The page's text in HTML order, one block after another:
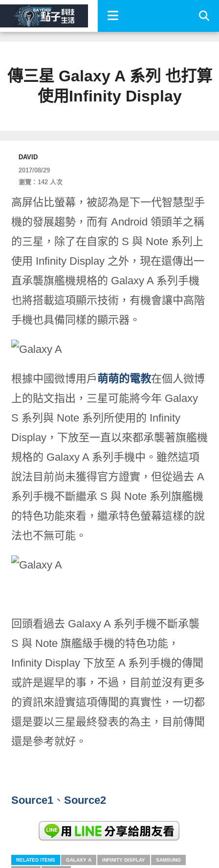
傳三星 Galaxy A 系列 也打算
使用Infinity Display
DAVID
2017/08/29
瀏覽：142 人次
高屏佔比螢幕，被認為是下一代智慧型手
機的發展趨勢，而有 Android 領頭羊之稱
的三星，除了在自家的 S 與 Note 系列上
使用 Infinity Display 之外，現在還傳出一
直承襲旗艦機規格的 Galaxy A 系列手機
也將搭載這項顯示技術，有機會讓中高階
手機也具備同樣的顯示器。
根據中國微博用戶萌萌的電教在個人微博
上的貼文指出，三星可能將今年 Galaxy
S 系列與 Note 系列所使用的 Infinity
Display，下放至一直以來都承襲著旗艦機
規格的 Galaxy A 系列手機中。雖然這項
說法目前尚未獲得官方證實，但從過去 A
系列手機不斷繼承 S 與 Note 系列旗艦機
的特色功能來看，繼承特色螢幕這樣的說
法也不無可能。
回頭看過去 Galaxy A 系列手機不斷承襲
S 與 Note 旗艦級手機的特色功能，
Infinity Display 下放至 A 系列手機的傳聞
或許是遲早的事，不過，目前並沒有更多
的資訊來證實這項傳聞的真實性，一切都
還是要以三星最終發表的為主，目前傳聞
還是參考就好。
Source1、 Source2
RELATED ITEMS GALAXY A INFINITY DISPLAY SAMSUNG